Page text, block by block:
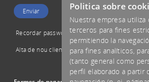
Recordar password
Alta de nou client
Politica sobre
Nuestra empresa utiliza
terceros para fines
permitiendo la
para fines analíticos,
(tanto general como
perfil elaborado a partir